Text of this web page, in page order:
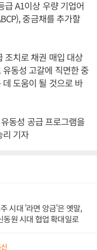
급 A1이상 우량 기업어
중금채를 추가할
조치로 채권 매입 대상
동성 고갈에 직면한 중
도움이 될 것으로 바
동성 공급 프로그램을
리 기자
시대 '라면 앙금'은 옛말,
동원 시대 협업 확대일로